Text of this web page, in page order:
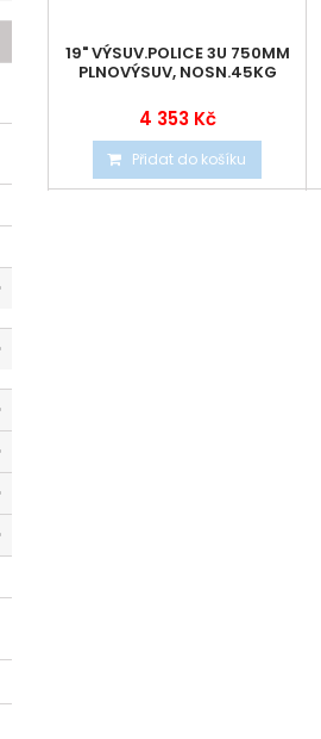
19" VÝSUV.POLICE 3U 750MM
PLNOVÝSUV, NOSN.45KG
4 353 Kč
Přidat do košíku